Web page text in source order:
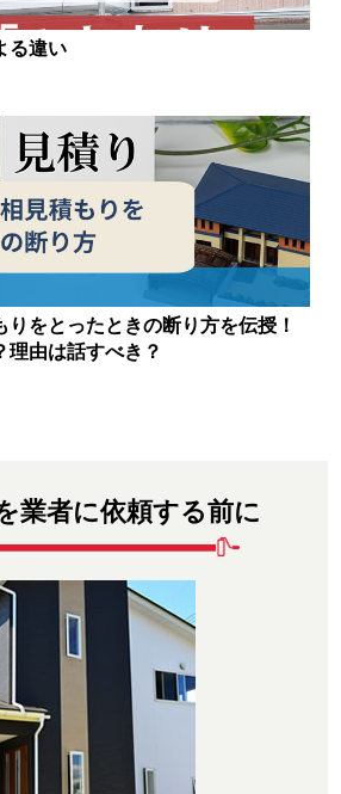
る違い
をとったときの断り方を伝授！
理由は話すべき？
業者に依頼する前に